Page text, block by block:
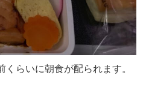
らいに朝食が配られます。